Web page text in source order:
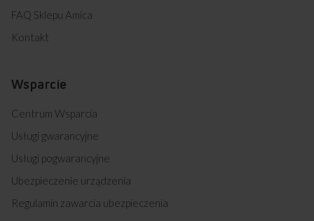
FAQ Sklepu Amica
Kontakt
Wsparcie
Centrum Wsparcia
Usługi gwarancyjne
Usługi pogwarancyjne
Ubezpieczenie urządzenia
Regulamin zawarcia ubezpieczenia